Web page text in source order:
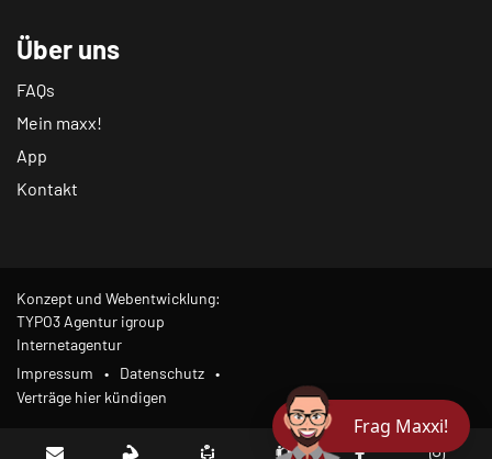
Über uns
FAQs
Mein maxx!
App
Kontakt
Konzept und Webentwicklung:
TYPO3 Agentur igroup
Internetagentur
Impressum
Datenschutz
Verträge hier kündigen
Frag Maxxi!